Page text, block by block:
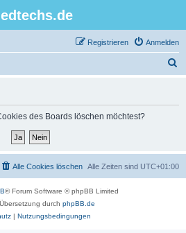
Anmelden
Registrieren
des Boards löschen möchtest?
Alle Zeiten sind UTC+01:00
Alle Cookies löschen
® Forum Software © phpBB Limited
durch phpBB.de
| Nutzungsbedingungen